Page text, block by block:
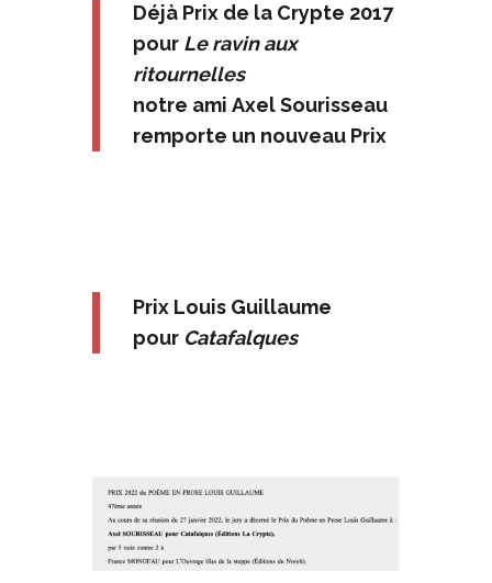
Déjà Prix de la Crypte 2017
pour Le ravin aux
ritournelles
notre ami Axel Sourisseau
remporte un nouveau Prix
Prix Louis Guillaume
pour Catafalques